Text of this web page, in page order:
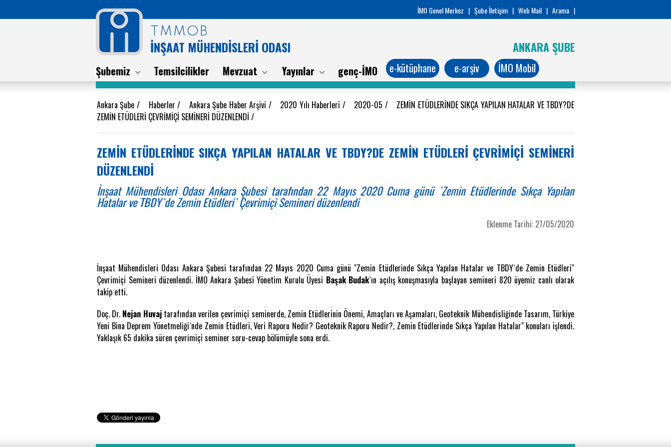
İMO Genel Merkez | Şube İletişim | Web Mail | Arama |
TMMOB
İNŞAAT MÜHENDİSLERİ ODASI ANKARA ŞUBE
Şubemiz Temsilcilikler Mevzuat Yayınlar genç-İMO e-kütüphane e-arşiv İMO Mobil
Ankara Şube / Haberler/ Ankara Şube Haber Arşivi / 2020 Yılı Haberleri / 2020-05 / ZEMİN ETÜDLERİNDE SIKÇA YAPILAN HATALAR VE TBDY?DE
ZEMİN ETÜDLERİ ÇEVRİMİÇİ SEMİNERİ DÜZENLENDİ /
ZEMİN ETÜDLERİNDE SIKÇA YAPILAN HATALAR VE TBDY?DE ZEMİN ETÜDLERİ ÇEVRİMİÇİ SEMİNERİ
DÜZENLENDİ
İnşaat Mühendisleri Odası Ankara Şubesi tarafından 22 Mayıs 2020 Cuma günü `Zemin Etüdlerinde Sıkça Yapılan
Hatalar ve TBDY`de Zemin Etüdleri` Çevrimiçi Semineri düzenlendi
Eklenme Tarihi: 27/05/2020
İnşaat Mühendisleri Odası Ankara Şubesi tarafından 22 Mayıs 2020 Cuma günü "Zemin Etüdlerinde Sıkça Yapılan Hatalar ve TBDY`de Zemin Etüdleri"
Çevrimiçi Semineri düzenlendi. İMO Ankara Şubesi Yönetim Kurulu Üyesi Başak Budak`ın açılış konuşmasıyla başlayan semineri 820 üyemiz canlı olarak
takip etti.
Doç. Dr. Nejan Huvajtarafından verilen çevrimiçi seminerde, Zemin Etüdlerinin Önemi, Amaçları ve Aşamaları, Geoteknik Mühendisliğinde Tasarım, Türkiye
Yeni Bina Deprem Yönetmeliği`nde Zemin Etüdleri, Veri Raporu Nedir? Geoteknik Raporu Nedir?, Zemin Etüdlerinde Sıkça Yapılan Hatalar" konuları işlendi.
Yaklaşık 65 dakika süren çevrimiçi seminer soru-cevap bölümüyle sona erdi.